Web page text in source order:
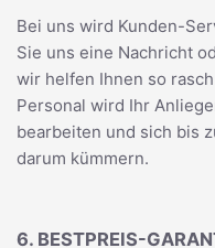
Bei uns wird Kunden-
Sie uns eine Nachricht
wir helfen Ihnen so
Personal wird Ihr
bearbeiten und sich bis
darum kümmern.
6. BESTPREIS-